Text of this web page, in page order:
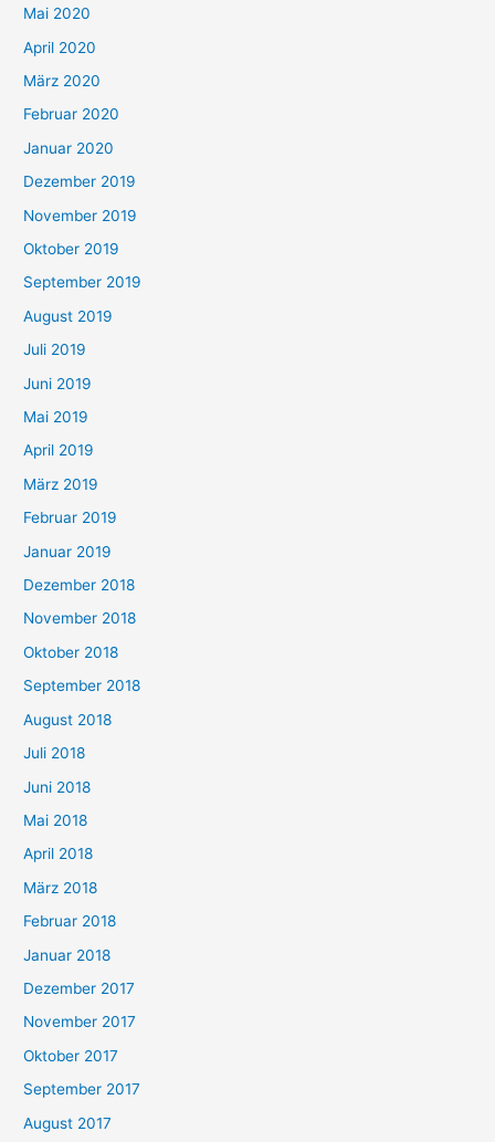
Mai 2020
April 2020
März 2020
Februar 2020
Januar 2020
Dezember 2019
November 2019
Oktober 2019
September 2019
August 2019
Juli 2019
Juni 2019
Mai 2019
April 2019
März 2019
Februar 2019
Januar 2019
Dezember 2018
November 2018
Oktober 2018
September 2018
August 2018
Juli 2018
Juni 2018
Mai 2018
April 2018
März 2018
Februar 2018
Januar 2018
Dezember 2017
November 2017
Oktober 2017
September 2017
August 2017